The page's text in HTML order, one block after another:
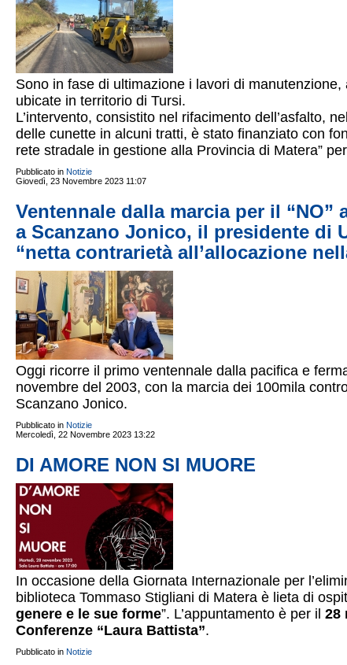
Sono in fase di ultimazione i lavori di
ubicate in territorio di Tursi.
L’intervento, consistito nel rifacimento dell’asfalto,
delle cunette in alcuni tratti, è stato finanziato con
rete stradale in gestione alla Provincia di Matera”
Pubblicato in Notizie
Giovedì, 23 Novembre 2023 11:07
Ventennale dalla marcia per il
a Scanzano Jonico, il presidente di
“netta contrarietà all’allocazione
Oggi ricorre il primo ventennale dalla pacifica e
novembre del 2003, con la marcia dei 100mila
Scanzano Jonico.
Pubblicato in Notizie
Mercoledì, 22 Novembre 2023 13:22
DI AMORE NON SI MUORE
In occasione della Giornata Internazionale per
biblioteca Tommaso Stigliani di Matera è lieta di
genere e le sue forme”. L’appuntamento è per il 28
Conferenze “Laura Battista”.
Pubblicato in Notizie